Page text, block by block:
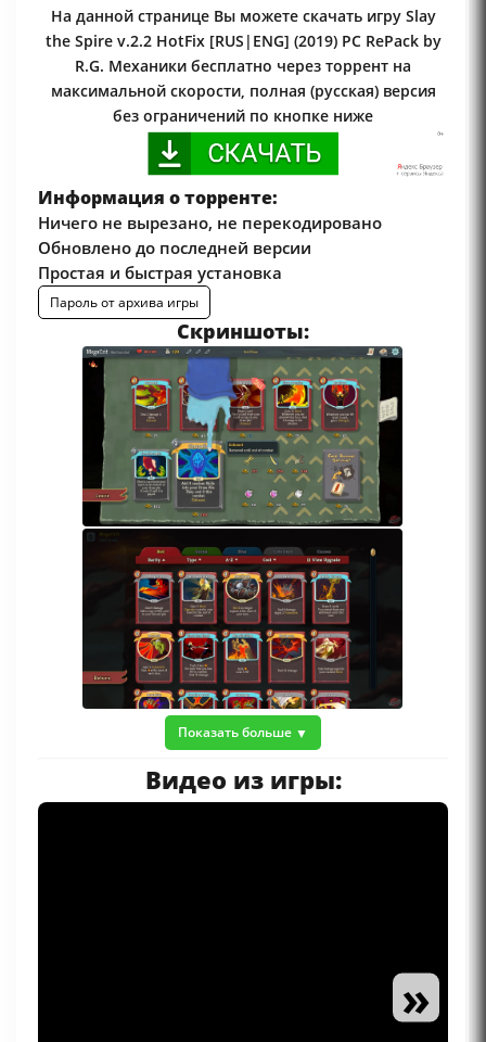
На данной странице Вы можете скачать игру Slay
the Spire v.2.2 HotFix [RUS|ENG] (2019) PC RePack by
R.G. Механики бесплатно через торрент на
максимальной скорости, полная (русская) версия
без ограничений по кнопке ниже
Информация о торренте:
Ничего не вырезано, не перекодировано
Обновлено до последней версии
Простая и быстрая установка
Пароль от архива игры
Скриншоты:
Показать больше
Видео из игры:
»